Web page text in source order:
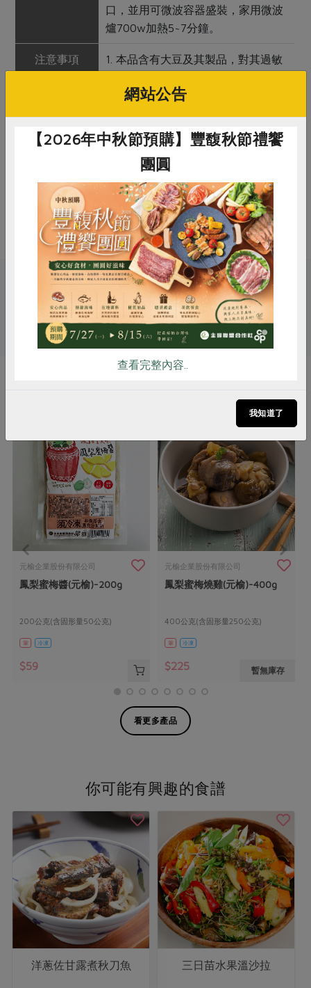
口，並用可微波容器盛裝，家用微波
爐700w加熱5~7分鐘。
注意事項
1. 本品含有大豆及其製品，對其過敏
2. 本產品生產製程廠房，其設備或生
芝麻、蛋及其製品
3. 開封後請盡速食用完畢，未食用完
請冷凍保存
備註/
其他標示
非供即食, 應充分加熱
關鍵字
# 元榆 # 即食料理 # 鳳梨 # 雞肉
元榆企業股份有限公司
鳳梨蜜梅醬(元榆)-200g
200公克(含固形量50公克)
葷 冷凍
$59
元榆企業股份有限公司
鳳梨蜜梅燒雞(元榆)-400g
400公克(含固形量250公克)
葷 冷凍
$225 暫無庫存
看更多產品
你可能有興趣的食譜
洋蔥佐甘露煮秋刀魚 三日苗水果溫沙拉
惜食 RPET 食譜 減硝酸鹽
雞蛋 食安 共同購買
網站公告
【2026年中秋節預購】豐馥秋節禮饗
團圓
查看完整內容..
我知道了